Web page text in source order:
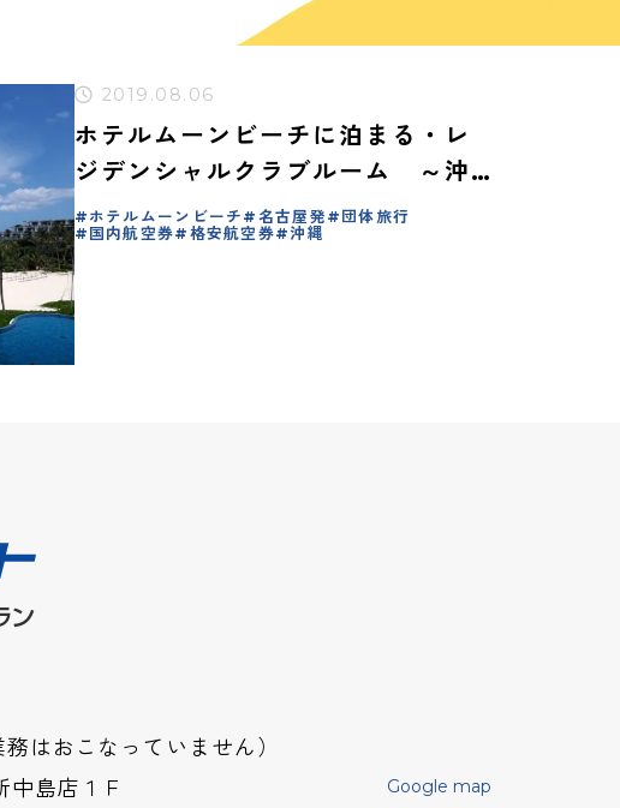
2019.08.06
ホテルムーンビーチに泊まる・レ
ジデンシャルクラブルーム ～沖
縄～
ホテルムーンビーチ 名古屋発
団体旅行
国内航空券
格安航空券 沖縄
はおこなっていません）
島店１Ｆ Google map